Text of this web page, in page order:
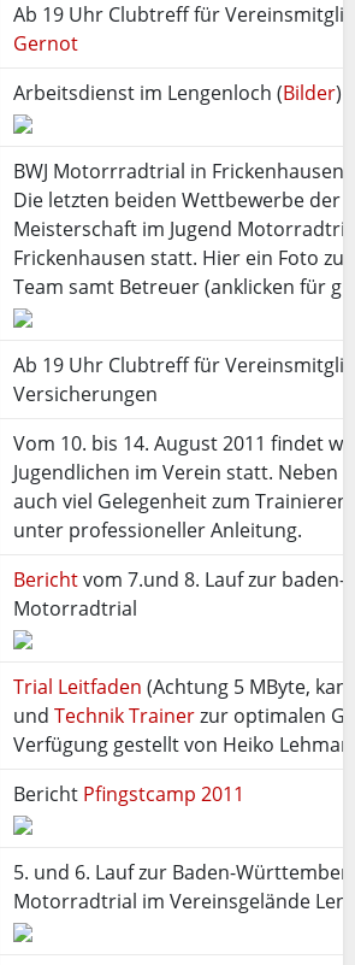
Ab 19 Uhr Clubtreff für
Gernot
Arbeitsdienst im Lengenloch (Bilder)
BWJ Motorrradtrial in Frickenhausen
Die letzten beiden Wettbewerbe der
Meisterschaft im Jugend
Frickenhausen statt. Hier ein Foto
Team samt Betreuer (anklicken für
Ab 19 Uhr Clubtreff für
Versicherungen
Vom 10. bis 14. August 2011 findet
Jugendlichen im Verein statt. Neben
auch viel Gelegenheit zum
unter professioneller Anleitung.
Berichtvom 7.und 8. Lauf zur
Motorradtrial
Trial Leitfaden (Achtung 5 MByte,
undTechnik Trainerzur optimalen
Verfügung gestellt von Heiko
Bericht Pfingstcamp 2011
5. und 6. Lauf zur Baden-
Motorradtrial im Vereinsgelände